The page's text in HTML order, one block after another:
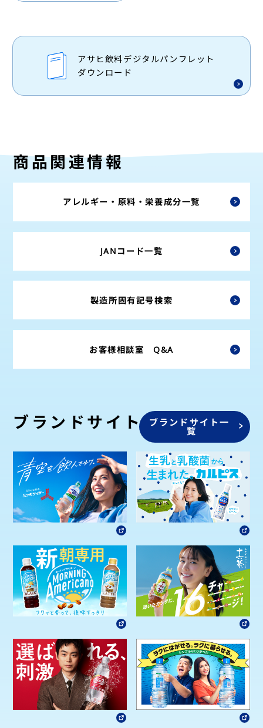
アサヒ飲料デジタルパンフレット
ダウンロード
商品関連情報
アレルギー・原料・栄養成分一覧
JANコード一覧
製造所固有記号検索
お客様相談室 Q&A
ブランドサイト ブランドサイト一
覧